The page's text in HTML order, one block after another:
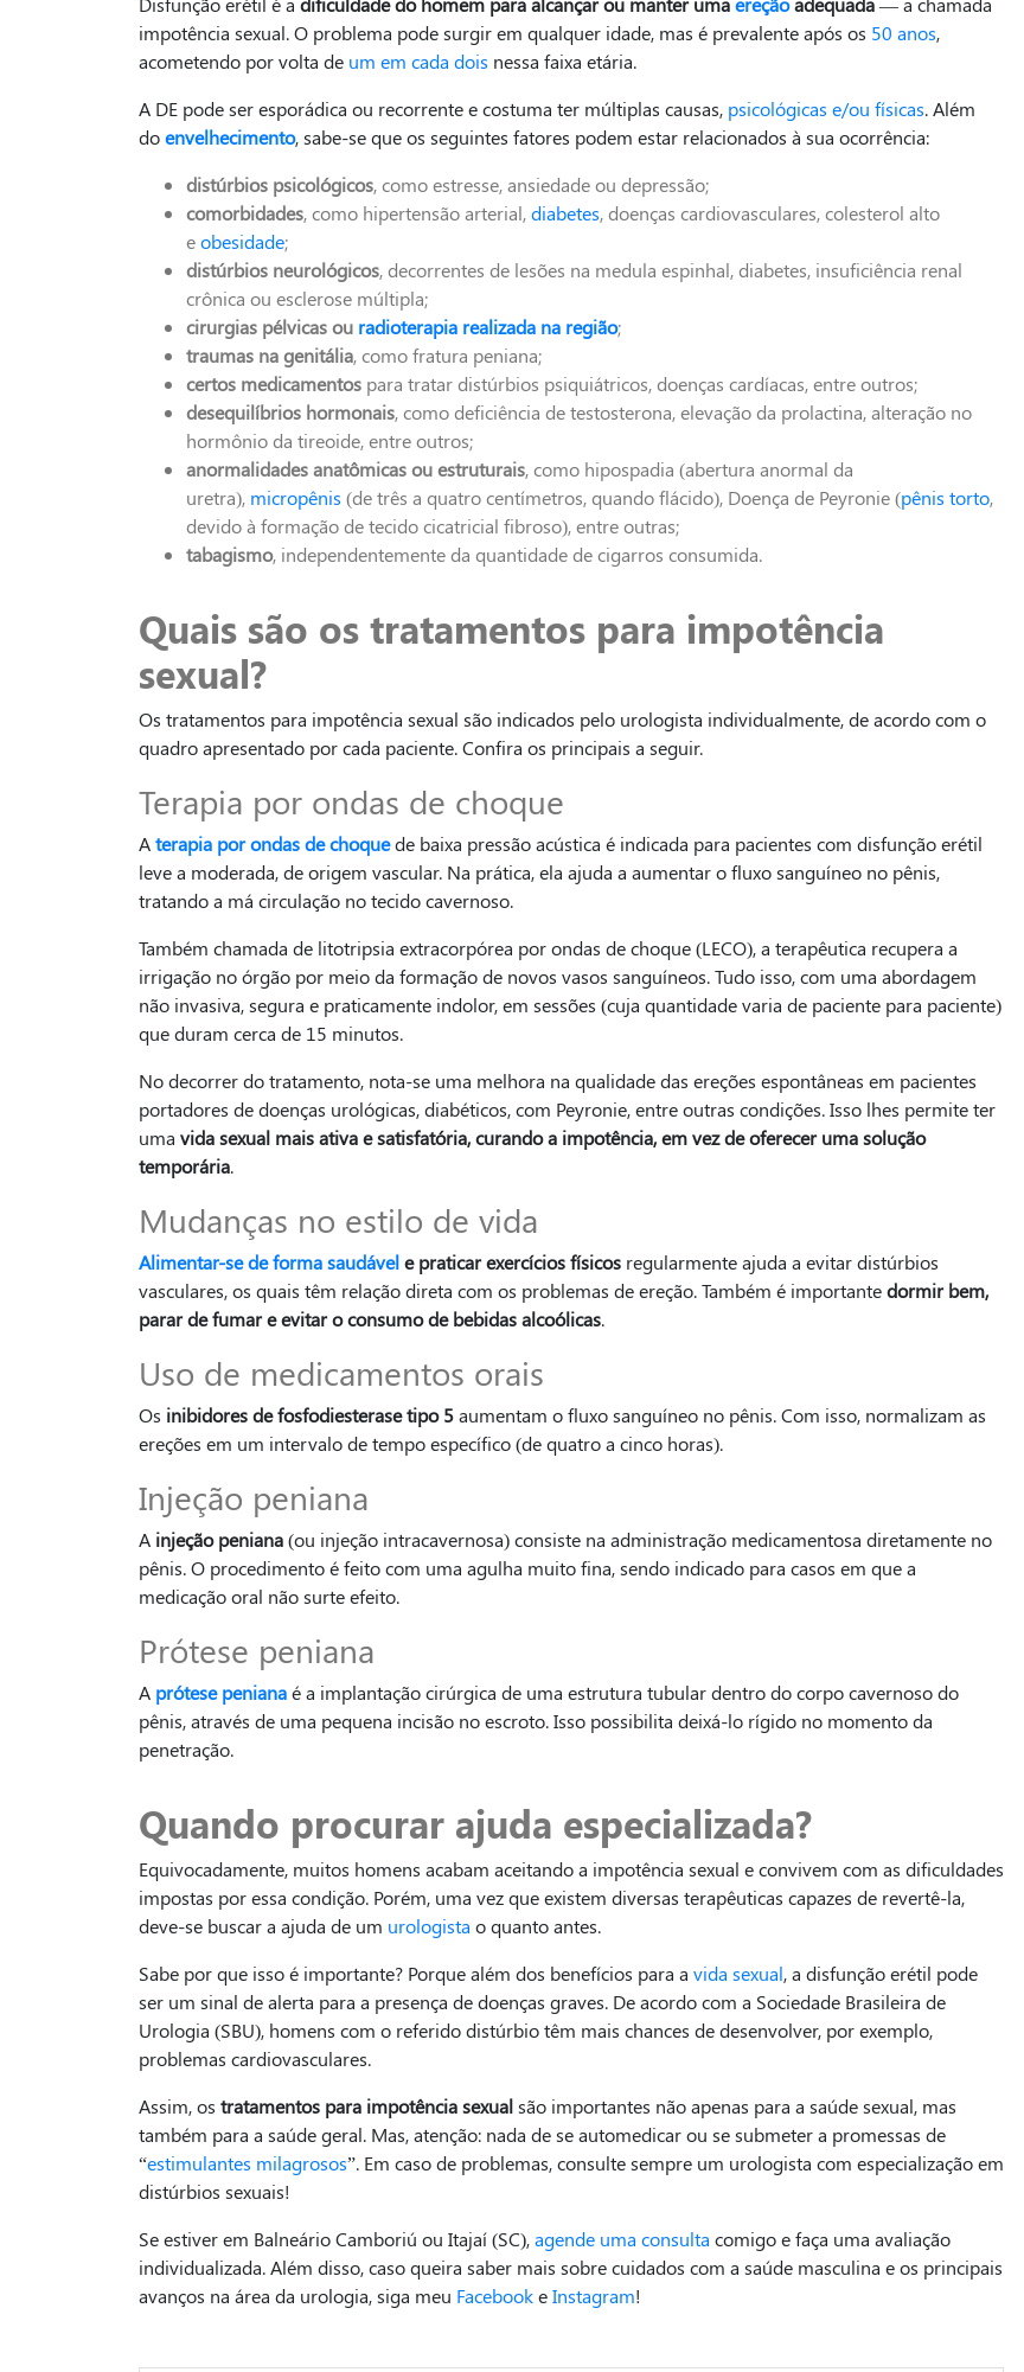
impotência sexual. O problema pode surgir em qualquer idade, mas é prevalente após os 50 anos,
acometendo por volta de um em cada dois nessa faixa etária.
A DE pode ser esporádica ou recorrente e costuma ter múltiplas causas, psicológicas e/ou físicas. Além
doenvelhecimento, sabe-se que os seguintes fatores podem estar relacionados à sua ocorrência:
distúrbios psicológicos, como estresse, ansiedade ou depressão;
comorbidades, como hipertensão arterial,diabetes, doenças cardiovasculares, colesterol alto
eobesidade;
distúrbios neurológicos, decorrentes de lesões na medula espinhal, diabetes, insuficiência renal
crônica ou esclerose múltipla;
cirurgias pélvicas ou radioterapia realizada na região;
traumas na genitália, como fratura peniana;
certos medicamentos para tratar distúrbios psiquiátricos, doenças cardíacas, entre outros;
desequilíbrios hormonais, como deficiência de testosterona, elevação da prolactina, alteração no
hormônio da tireoide, entre outros;
anormalidades anatômicas ou estruturais, como hipospadia (abertura anormal da
uretra), micropênis (de três a quatro centímetros, quando flácido), Doença de Peyronie (pênis torto,
devido à formação de tecido cicatricial fibroso), entre outras;
tabagismo, independentemente da quantidade de cigarros consumida.
Quais são os tratamentos para impotência
sexual?
Os tratamentos para impotência sexual são indicados pelo urologista individualmente, de acordo com o
quadro apresentado por cada paciente. Confira os principais a seguir.
Terapia por ondas de choque
Aterapia por ondas de choquede baixa pressão acústica é indicada para pacientes com disfunção erétil
leve a moderada, de origem vascular. Na prática, ela ajuda a aumentar o fluxo sanguíneo no pênis,
tratando a má circulação no tecido cavernoso.
Também chamada de litotripsia extracorpórea por ondas de choque (LECO), a terapêutica recupera a
irrigação no órgão por meio da formação de novos vasos sanguíneos. Tudo isso, com uma abordagem
não invasiva, segura e praticamente indolor, em sessões (cuja quantidade varia de paciente para paciente)
que duram cerca de 15 minutos.
No decorrer do tratamento, nota-se uma melhora na qualidade das ereções espontâneas em pacientes
portadores de doenças urológicas, diabéticos, com Peyronie, entre outras condições. Isso lhes permite ter
uma vida sexual mais ativa e satisfatória, curando a impotência, em vez de oferecer uma solução
temporária.
Mudanças no estilo de vida
Alimentar-se de forma saudávele praticar exercícios físicos regularmente ajuda a evitar distúrbios
vasculares, os quais têm relação direta com os problemas de ereção. Também é importantedormir bem,
parar de fumar e evitar o consumo de bebidas alcoólicas.
Uso de medicamentos orais
Os inibidores de fosfodiesterase tipo 5aumentam o fluxo sanguíneo no pênis. Com isso, normalizam as
ereções em um intervalo de tempo específico (de quatro a cinco horas).
Injeção peniana
A injeção peniana(ou injeção intracavernosa) consiste na administração medicamentosa diretamente no
pênis. O procedimento é feito com uma agulha muito fina, sendo indicado para casos em que a
medicação oral não surte efeito.
Prótese peniana
A prótese penianaé a implantação cirúrgica de uma estrutura tubular dentro do corpo cavernoso do
pênis, através de uma pequena incisão no escroto. Isso possibilita deixá-lo rígido no momento da
penetração.
Quando procurar ajuda especializada?
Equivocadamente, muitos homens acabam aceitando a impotência sexual e convivem com as dificuldades
impostas por essa condição. Porém, uma vez que existem diversas terapêuticas capazes de revertê-la,
deve-se buscar a ajuda de um urologista o quanto antes.
Sabe por que isso é importante? Porque além dos benefícios para a vida sexual, a disfunção erétil pode
ser um sinal de alerta para a presença de doenças graves. De acordo com a Sociedade Brasileira de
Urologia (SBU), homens com o referido distúrbio têm mais chances de desenvolver, por exemplo,
problemas cardiovasculares.
Assim, os tratamentos para impotência sexualsão importantes não apenas para a saúde sexual, mas
também para a saúde geral. Mas, atenção: nada de se automedicar ou se submeter a promessas de
“estimulantes milagrosos”. Em caso de problemas, consulte sempre um urologista com especialização em
distúrbios sexuais!
Se estiver em Balneário Camboriú ou Itajaí (SC),agende uma consulta comigo e faça uma avaliação
individualizada. Além disso, caso queira saber mais sobre cuidados com a saúde masculina e os principais
avanços na área da urologia, siga meu FacebookeInstagram!